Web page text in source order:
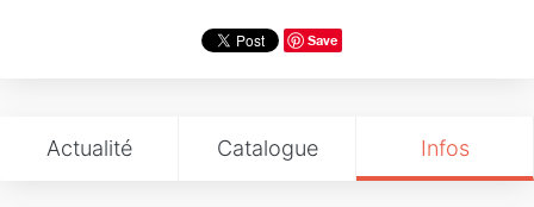
Save
Actualité Catalogue Infos